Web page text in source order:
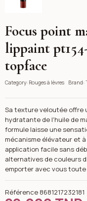
Focus point
lippaint
topface
Category: Rouges à lèvres Brand:
Sa texture veloutée offre
hydratante de l'huile de
formule laisse une
mécanisme élévateur et
application facile sans
alternatives de couleurs
emporter avec vous toute
Référence 8681217232181